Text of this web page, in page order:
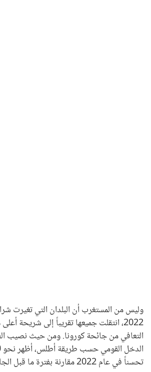
وليس من المستغرب أن البلدان التي تغيرت
2022، انتقلت جميعها تقريباً إلى شريحة
التعافي من جائحة كورونا. ومن حيث نصيب
تحسناً في عام 2022 مقارنة بفترة ما قبل الجائحة (2019).